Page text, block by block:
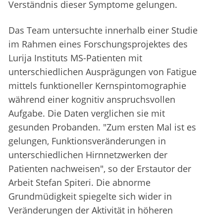
Verständnis dieser Symptome gelungen.
Das Team untersuchte innerhalb einer Studie
im Rahmen eines Forschungsprojektes des
Lurija Instituts MS-Patienten mit
unterschiedlichen Ausprägungen von Fatigue
mittels funktioneller Kernspintomographie
während einer kognitiv anspruchsvollen
Aufgabe. Die Daten verglichen sie mit
gesunden Probanden. "Zum ersten Mal ist es
gelungen, Funktionsveränderungen in
unterschiedlichen Hirnnetzwerken der
Patienten nachweisen", so der Erstautor der
Arbeit Stefan Spiteri. Die abnorme
Grundmüdigkeit spiegelte sich wider in
Veränderungen der Aktivität in höheren